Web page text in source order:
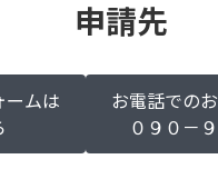
申請先
ームは
お電話での
０９０－